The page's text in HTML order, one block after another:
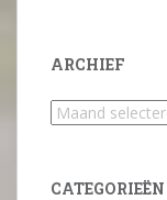
ARCHIEF
Archief
CATEGORIEËN